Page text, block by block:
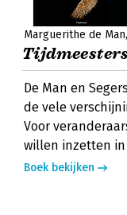
Marguerithe de Man
De Man en
de vele
Voor
willen inzetten
Boek bekijken